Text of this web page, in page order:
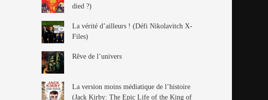
died ?)
La vérité d’ailleurs ! (Défi Nikolavitch X-
Files)
Rêve de l’univers
La version moins médiatique de l’histoire
(Jack Kirby: The Epic Life of the King of